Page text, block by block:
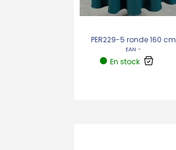
PER229-5 ronde 160 cm
EAN -
En stock